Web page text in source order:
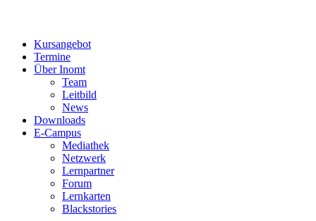
Kursangebot
Termine
Über Inomt
Team
Leitbild
News
Downloads
E-Campus
Mediathek
Netzwerk
Lernpartner
Forum
Lernkarten
Blackstories